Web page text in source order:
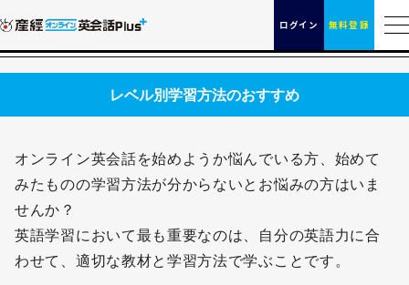
ログイン 無料登録
レベル別学習方法のおすすめ
オンライン英会話を始めようか悩んでいる方、始めて
みたものの学習方法が分からないとお悩みの方はいま
せんか？
英語学習において最も重要なのは、自分の英語力に合
わせて、適切な教材と学習方法で学ぶことです。